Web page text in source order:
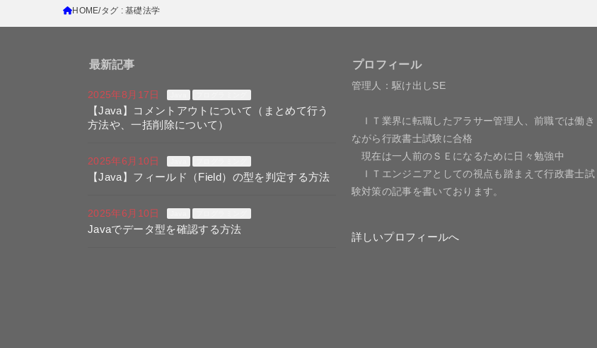
HOME タグ : 基礎法学
最新記事
2025年8月17日
【Java】コメントアウトについて（まとめて行う
方法や、一括削除について）
2025年6月10日
【Java】フィールド（Field）の型を判定する方法
2025年6月10日
Javaでデータ型を確認する方法
プロフィール
管理人：駆け出しSE
ＩＴ業界に転職したアラサー管理人、前職では働き
ながら行政書士試験に合格
現在は一人前のＳＥになるために日々勉強中
ＩＴエンジニアとしての視点も踏まえて行政書士試
験対策の記事を書いております。
詳しいプロフィールへ